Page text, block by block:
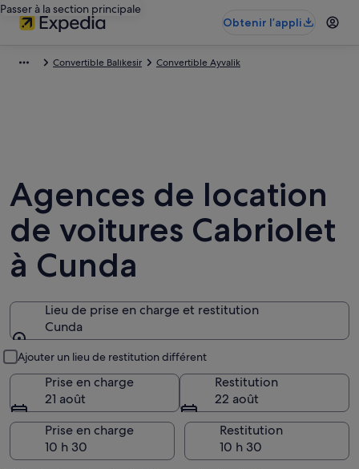
Passer à la section principale
Obtenir l’appli
Convertible Balıkesir Convertible Ayvalik
Agences de location
de voitures Cabriolet
à Cunda
Lieu de prise en charge et restitution
Cunda
Ajouter un lieu de restitution différent
Prise en charge
21 août
Restitution
22 août
Prise en charge
Restitution